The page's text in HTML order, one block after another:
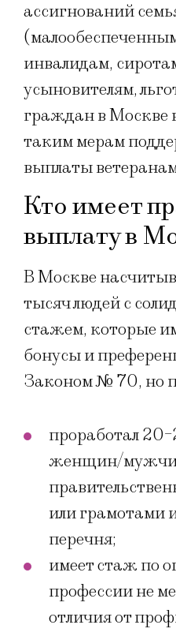
ассигнований
инвалидам,
усыновителям,
граждан в Москве
таким мерам
выплаты
Кто имеет
выплату в
В Москве
тысяч людей с
стажем, которые
бонусы и
Законом № 70, но
проработал 20-
женщин/
или грамотами
перечня;
имеет стаж по
профессии не
отличия от